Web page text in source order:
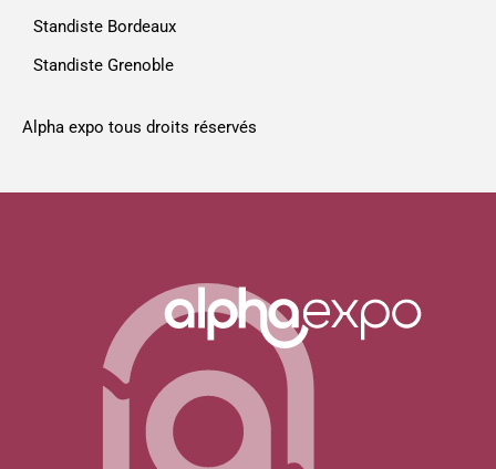
Standiste Bordeaux
Standiste Grenoble
Alpha expo tous droits réservés